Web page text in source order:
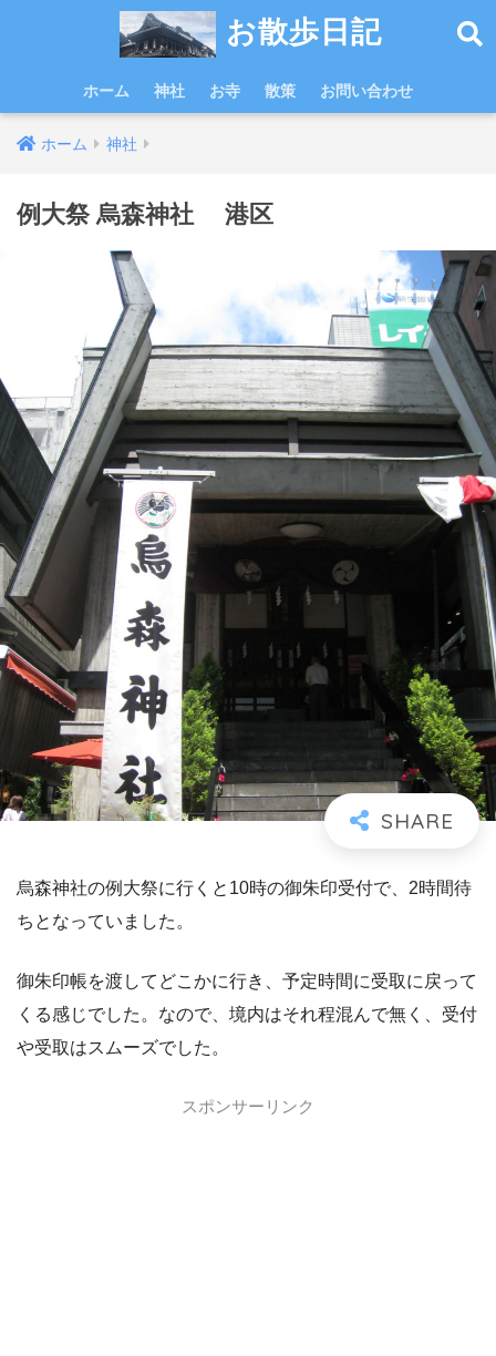
お散歩日記
ホーム 神社 お寺 散策 お問い合わせ
ホーム 神社
例大祭 烏森神社 港区
烏森神社の例大祭に行くと10時の御朱印受付で、2時間待
ちとなっていました。
御朱印帳を渡してどこかに行き、予定時間に受取に戻って
くる感じでした。なので、境内はそれ程混んで無く、受付
や受取はスムーズでした。
スポンサーリンク